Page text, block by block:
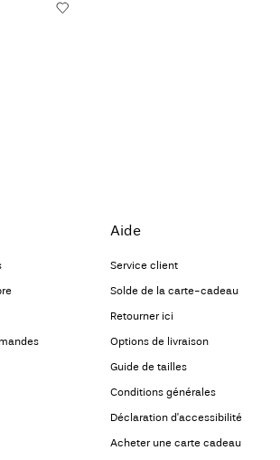
Aide
Service client
Solde de la carte-cadeau
Retourner ici
Options de livraison
Guide de tailles
Conditions générales
Déclaration d’accessibilité
Acheter une carte cadeau